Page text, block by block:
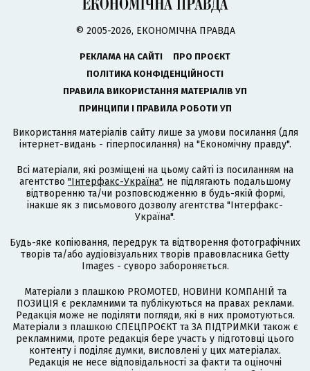
© 2005-2026, ЕКОНОМІЧНА ПРАВДА
РЕКЛАМА НА САЙТІ
ПРО ПРОЄКТ
ПОЛІТИКА КОНФІДЕНЦІЙНОСТІ
ПРАВИЛА ВИКОРИСТАННЯ МАТЕРІАЛІВ УП
ПРИНЦИПИ І ПРАВИЛА РОБОТИ УП
Використання матеріалів сайту лише за умови посилання (для
інтернет-видань - гіперпосилання) на "Економічну правду".
Всі матеріали, які розміщені на цьому сайті із посиланням на
агентство "Інтерфакс-Україна", не підлягають подальшому
відтворенню та/чи розповсюдженню в будь-якій формі,
інакше як з письмового дозволу агентства "Інтерфакс-
Україна".
Будь-яке копіювання, передрук та відтворення фотографічних
творів та/або аудіовізуальних творів правовласника Getty
Images - суворо забороняється.
Матеріали з плашкою PROMOTED, НОВИНИ КОМПАНІЙ та
ПОЗИЦІЯ є рекламними та публікуються на правах реклами.
Редакція може не поділяти погляди, які в них промотуються.
Матеріали з плашкою СПЕЦПРОЄКТ та ЗА ПІДТРИМКИ також є
рекламними, проте редакція бере участь у підготовці цього
контенту і поділяє думки, висловлені у цих матеріалах.
Редакція не несе відповідальності за факти та оціночні